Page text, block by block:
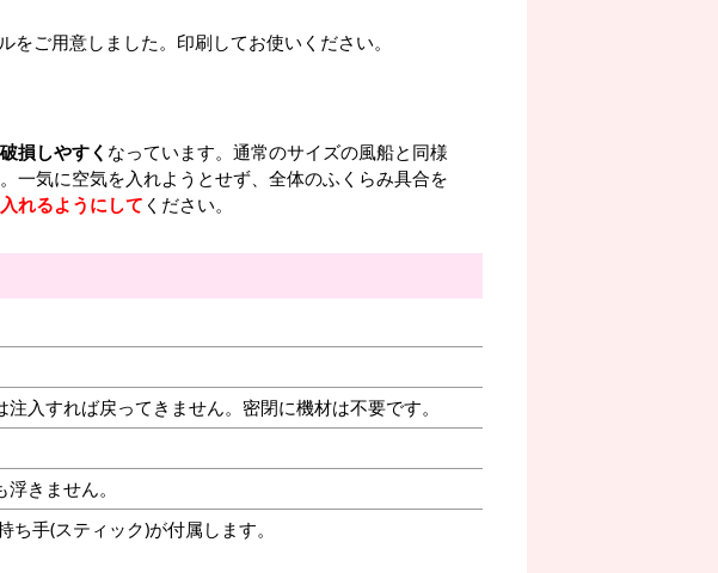
をご用意しました。印刷してお使いください。
損しやすく なっています。通常のサイズの風船と同様
。一気に空気を入れようとせず、全体のふくらみ具合を
れるようにして ください。
入すれば戻ってきません。密閉に機材は不要です。
きません。
ち手(スティック)が付属します。